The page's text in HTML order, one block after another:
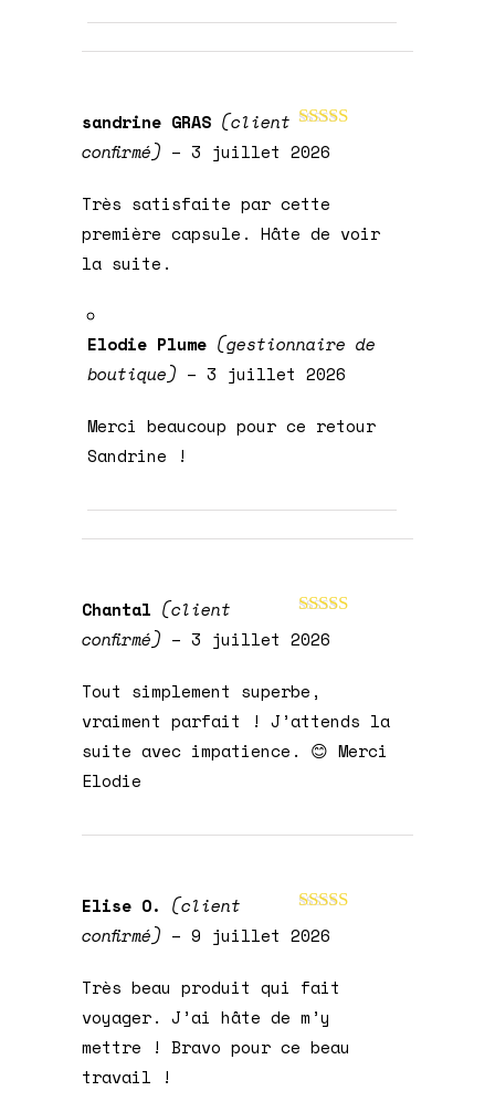
Note
sandrine GRAS (client
confirmé) – 3 juillet 2026
Très satisfaite par cette
première capsule. Hâte de voir
la suite.
Elodie Plume (gestionnaire de
boutique) – 3 juillet 2026
Merci beaucoup pour ce retour
Sandrine !
Note
Chantal (client
confirmé) – 3 juillet 2026
Tout simplement superbe,
vraiment parfait ! J’attends la
suite avec impatience. 😊 Merci
Elodie
Note
Elise O. (client
confirmé) – 9 juillet 2026
Très beau produit qui fait
voyager. J’ai hâte de m’y
mettre ! Bravo pour ce beau
travail !